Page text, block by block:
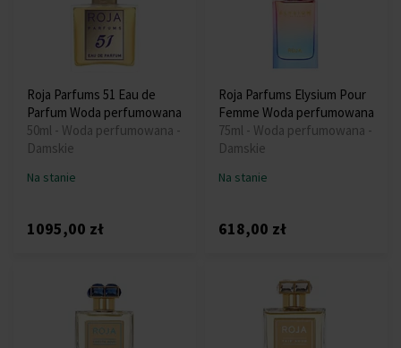
Roja Parfums 51 Eau de
Parfum Woda perfumowana
50ml - Woda perfumowana -
Damskie
Na stanie
1095,00 zł
Roja Parfums Elysium Pour
Femme Woda perfumowana
75ml - Woda perfumowana -
Damskie
Na stanie
618,00 zł